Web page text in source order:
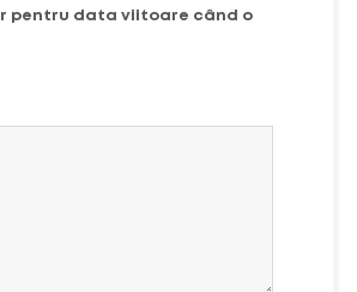
pentru data viitoare când o